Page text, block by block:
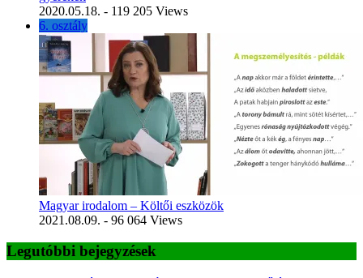
2020.05.18. - 119 205 Views
6. osztály
Magyar irodalom – Költői eszközök
2021.08.09. - 96 064 Views
Legutóbbi bejegyzések